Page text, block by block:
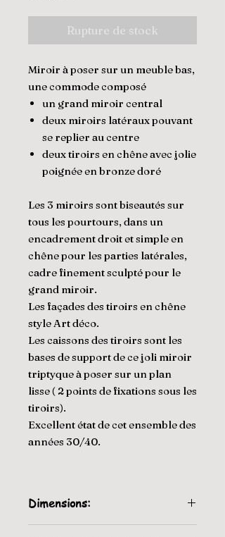
Rupture de stock
Miroir à poser sur un meuble bas,
une commode composé
un grand miroir central
deux miroirs latéraux pouvant
se replier au centre
deux tiroirs en chêne avec jolie
poignée en bronze doré
Les 3 miroirs sont biseautés sur
tous les pourtours, dans un
encadrement droit et simple en
chêne pour les parties latérales,
cadre finement sculpté pour le
grand miroir.
Les façades des tiroirs en chêne
style Art déco.
Les caissons des tiroirs sont les
bases de support de ce joli miroir
triptyque à poser sur un plan
lisse ( 2 points de fixations sous les
tiroirs).
Excellent état de cet ensemble des
années 30/40.
Dimensions: